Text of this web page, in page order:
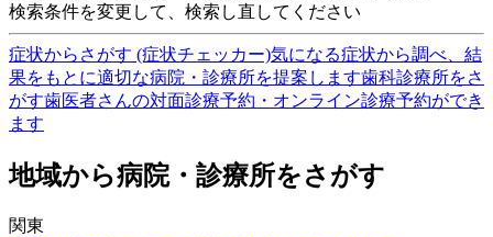
検索条件を変更して、検索し直してください
症状からさがす (症状チェッカー)気になる症状から調べ、結
果をもとに適切な病院・診療所を提案します歯科診療所をさ
がす歯医者さんの対面診療予約・オンライン診療予約ができ
ます
地域から病院・診療所をさがす
関東